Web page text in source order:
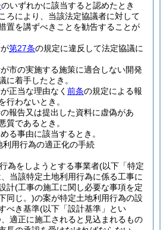
のいずれかに該当すると認めたとき
ろにより、当該法定協議者に対して
置を講ずべきことを勧告することが
第27条の規定に違反して法定協議に
市の実施する施策に適合しない開発
に着手したとき。
正当な理由なく 前条の規定による報
行わないとき。
報告又は提出した資料に虚偽があ
質であるとき。
る事由に該当するとき。
利用行為の適正化の手続
為をしようとする事業者(以下「特定
、当該特定土地利用行為に係る工事に
計(工事の施工に関し必要な事項を定
同じ。)の案が特定土地利用行為の設
べき基準(以下「設計基準」とい
適正に施工されると見込まれるもの